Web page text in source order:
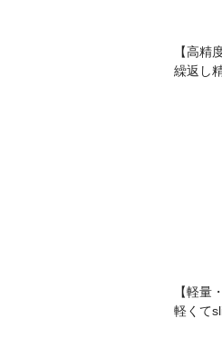
【高精
繰返し
【軽量
軽くて